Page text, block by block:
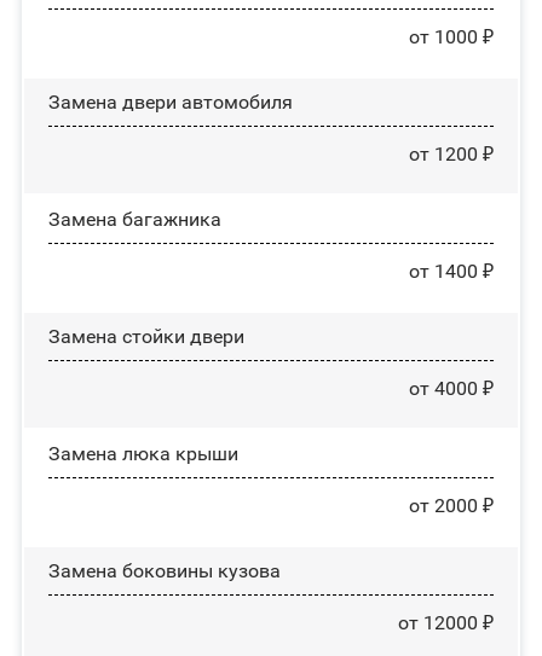
от 1000 ₽
Замена двери автомобиля
от 1200 ₽
Замена багажника
от 1400 ₽
Зaмeнa cтoйĸи двepи
от 4000 ₽
Зaмeнa люĸa ĸpыши
от 2000 ₽
Замена боковины кузова
от 12000 ₽